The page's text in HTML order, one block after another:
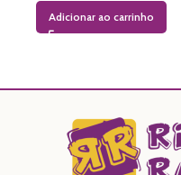
Adicionar ao carrinho